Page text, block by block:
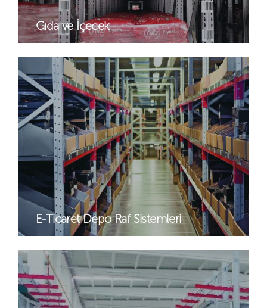
Gıda ve İçecek
E-Ticaret Depo Raf Sistemleri​